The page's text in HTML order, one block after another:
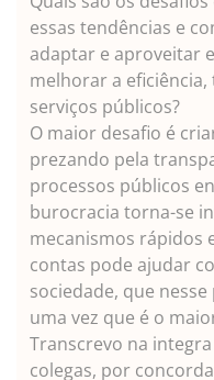
essas tendências e
adaptar e aproveitar
melhorar a
serviços públicos?
O maior desafio é
prezando pela
processos públicos
burocracia torna-se
mecanismos rápidos
contas pode ajudar
sociedade, que
uma vez que é o
Transcrevo na
colegas, por